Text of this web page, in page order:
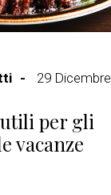
29 Dicembre
per gli
vacanze